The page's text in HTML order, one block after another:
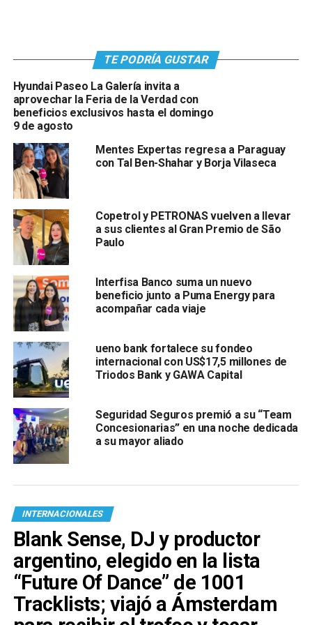
TE PODRÍA GUSTAR
Hyundai Paseo La Galería invita a
aprovechar la Feria de la Verdad con
beneficios exclusivos hasta el domingo
9 de agosto
Mentes Expertas regresa a Paraguay
con Tal Ben-Shahar y Borja Vilaseca
Copetrol y PETRONAS vuelven a llevar
a sus clientes al Gran Premio de São
Paulo
Interfisa Banco suma un nuevo
beneficio junto a Puma Energy para
acompañar cada viaje
ueno bank fortalece su fondeo
internacional con US$17,5 millones de
Triodos Bank y GAWA Capital
Seguridad Seguros premió a su “Team
Concesionarias” en una noche dedicada
a su mayor aliado
INTERNACIONALES
Blank Sense, DJ y productor
argentino, elegido en la lista
“Future Of Dance” de 1001
Tracklists; viajó a Ámsterdam